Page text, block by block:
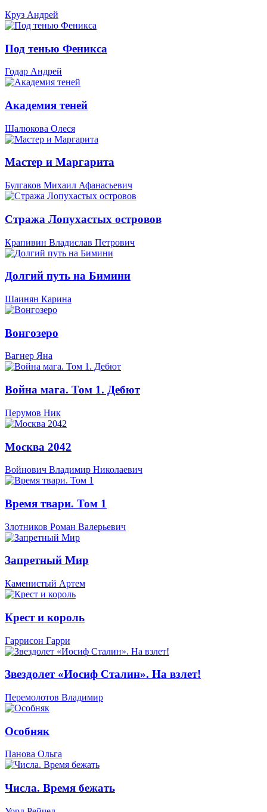
Круз Андрей
Под тенью Феникса
Годар Андрей
Академия теней
Шалюкова Олеся
Мастер и Маргарита
Булгаков Михаил Афанасьевич
Стража Лопухастых островов
Крапивин Владислав Петрович
Долгий путь на Бимини
Шаинян Карина
Вонгозеро
Вагнер Яна
Война мага. Том 1. Дебют
Перумов Ник
Москва 2042
Войнович Владимир Николаевич
Время твари. Том 1
Злотников Роман Валерьевич
Запретный Мир
Каменистый Артем
Крест и король
Гаррисон Гарри
Звездолет «Иосиф Сталин». На взлет!
Перемолотов Владимир
Особняк
Панова Ольга
Числа. Время бежать